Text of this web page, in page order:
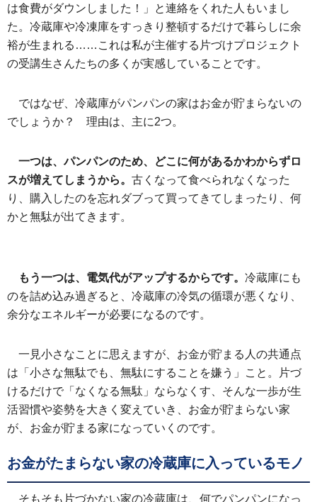
は食費がダウンしました！」と連絡をくれた人もいまし
た。冷蔵庫や冷凍庫をすっきり整頓するだけで暮らしに余
裕が生まれる……これは私が主催する片づけプロジェクト
の受講生さんたちの多くが実感していることです。
ではなぜ、冷蔵庫がパンパンの家はお金が貯まらないの
でしょうか？ 理由は、主に2つ。
一つは、パンパンのため、どこに何があるかわからずロ
スが増えてしまうから。 古くなって食べられなくなった
り、購入したのを忘れダブって買ってきてしまったり、何
かと無駄が出てきます。
もう一つは、電気代がアップするからです。 冷蔵庫にも
のを詰め込み過ぎると、冷蔵庫の冷気の循環が悪くなり、
余分なエネルギーが必要になるのです。
一見小さなことに思えますが、お金が貯まる人の共通点
は「小さな無駄でも、無駄にすることを嫌う」こと。片づ
けるだけで「なくなる無駄」ならなくす、そんな一歩が生
活習慣や姿勢を大きく変えていき、お金が貯まらない家
が、お金が貯まる家になっていくのです。
お金がたまらない家の冷蔵庫に入っているモノ
そもそも片づかない家の冷蔵庫は、何でパンパンになっ